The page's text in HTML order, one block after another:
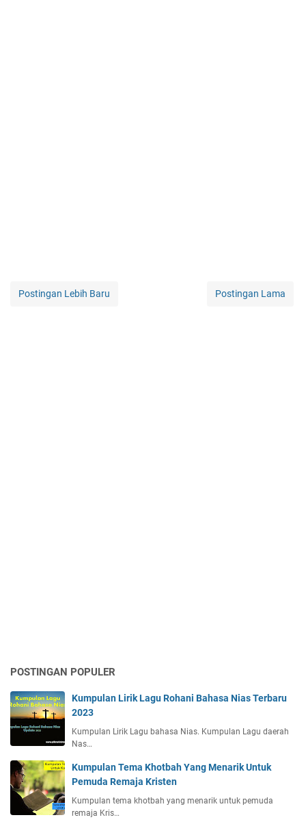
Postingan Lebih Baru Postingan Lama
POSTINGAN POPULER
Kumpulan Lirik Lagu Rohani Bahasa Nias Terbaru
2023
Kumpulan Lirik Lagu bahasa Nias. Kumpulan Lagu daerah
Nas…
Kumpulan Tema Khotbah Yang Menarik Untuk
Pemuda Remaja Kristen
Kumpulan tema khotbah yang menarik untuk pemuda
remaja Kris…